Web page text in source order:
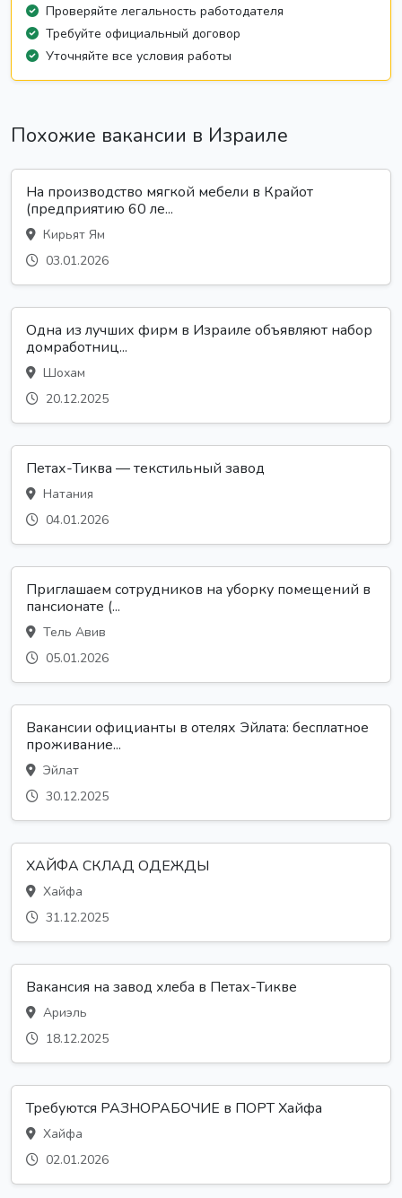
Проверяйте легальность работодателя
Требуйте официальный договор
Уточняйте все условия работы
Похожие вакансии в Израиле
На производство мягкой мебели в Крайот
(предприятию 60 ле...
Кирьят Ям
03.01.2026
Одна из лучших фирм в Израиле объявляют набор
домработниц...
Шохам
20.12.2025
Петах-Тиква — текстильный завод
Натания
04.01.2026
Приглашаем сотрудников на уборку помещений в
пансионате (...
Тель Авив
05.01.2026
Вакансии официанты в отелях Эйлата: бесплатное
проживание...
Эйлат
30.12.2025
ХАЙФА СКЛАД ОДЕЖДЫ
Хайфа
31.12.2025
Вакансия на завод хлеба в Петах-Тикве
Ариэль
18.12.2025
Требуются РАЗНОРАБОЧИЕ в ПОРТ Хайфа
Хайфа
02.01.2026